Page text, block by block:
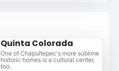
Quinta Colorada
One of Chapultepec's more sublime
historic homes is a cultural center,
too.